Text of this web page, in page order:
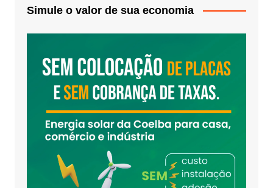
Simule o valor de sua economia